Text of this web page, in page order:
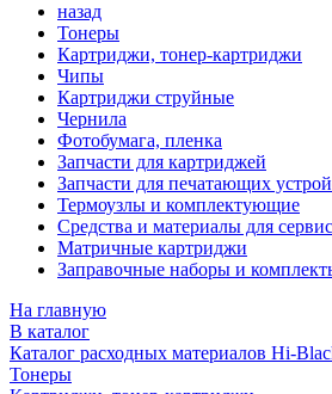
назад
Тонеры
Картриджи, тонер-картриджи
Чипы
Картриджи струйные
Чернила
Фотобумага, пленка
Запчасти для картриджей
Запчасти для печатающих
Термоузлы и комплектующие
Средства и материалы для
Матричные картриджи
Заправочные наборы и
На главную
В каталог
Каталог расходных материалов Hi-
Тонеры